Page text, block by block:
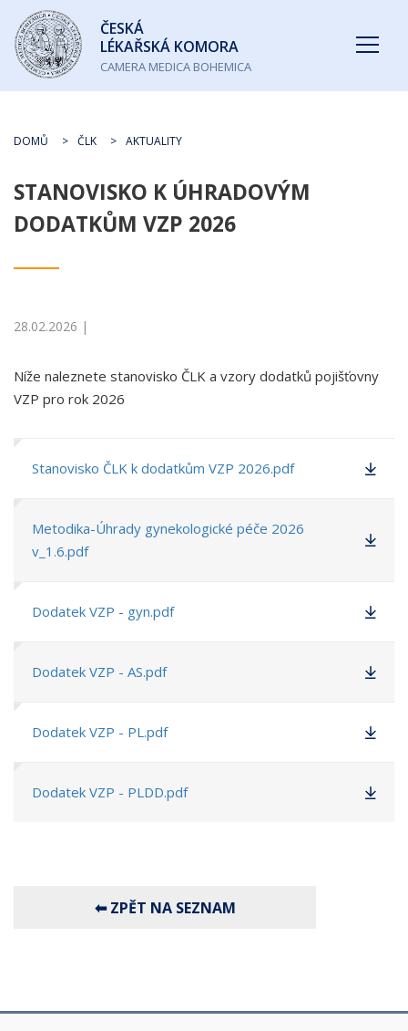
Česká
lékařská
komora
ČESKÁ
LÉKAŘSKÁ KOMORA
CAMERA MEDICA BOHEMICA
DOMŮ ČLK AKTUALITY
STANOVISKO K ÚHRADOVÝM
DODATKŮM VZP 2026
28.02.2026 |
Níže naleznete stanovisko ČLK a vzory dodatků pojišťovny
VZP pro rok 2026
Stanovisko ČLK k dodatkům VZP 2026.pdf
Metodika-Úhrady gynekologické péče 2026
v_1.6.pdf
Dodatek VZP - gyn.pdf
Dodatek VZP - AS.pdf
Dodatek VZP - PL.pdf
Dodatek VZP - PLDD.pdf